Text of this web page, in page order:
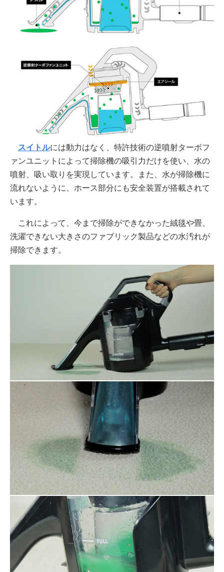
スイトルには動力はなく、特許技術の逆噴射ターボフ
ァンユニットによって掃除機の吸引力だけを使い、水の
噴射、吸い取りを実現しています。また、水が掃除機に
流れないように、ホース部分にも安全装置が搭載されて
います。
これによって、今まで掃除ができなかった絨毯や畳、
洗濯できない大きさのファブリック製品などの水汚れが
掃除できます。